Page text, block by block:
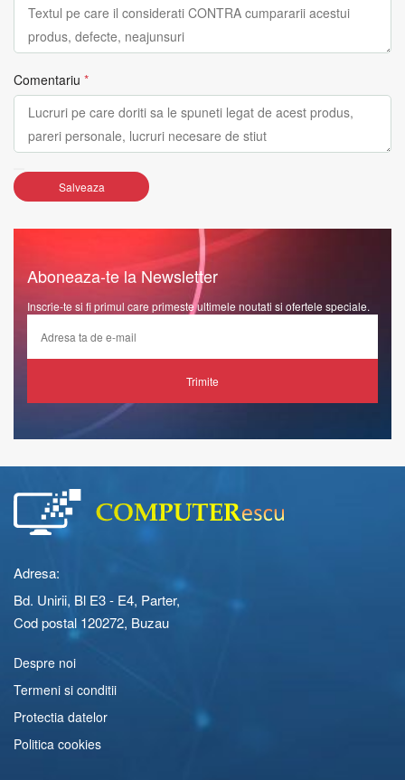
Comentariu *
Salveaza
Aboneaza-te la Newsletter
Inscrie-te si fi primul care primeste ultimele noutati si ofertele speciale.
Trimite
Adresa:
Bd. Unirii, Bl E3 - E4, Parter,
Cod postal 120272, Buzau
Despre noi
Termeni si conditii
Protectia datelor
Politica cookies